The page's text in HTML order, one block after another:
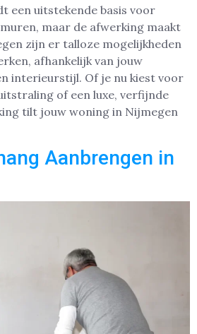
een uitstekende basis voor
maar de afwerking maakt
zijn er talloze mogelijkheden
afhankelijk van jouw
interieurstijl. Of je nu kiest voor
of een luxe, verfijnde
tilt jouw woning in Nijmegen
Aanbrengen in